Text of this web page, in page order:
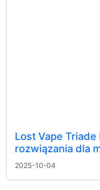
Lost Vape
rozwiązania dla
2025-10-04